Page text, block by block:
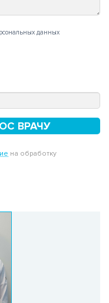
данных
ВРАЧУ
на обработку